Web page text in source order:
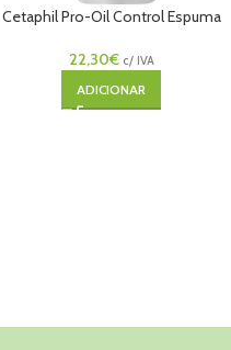
Cetaphil Pro-Oil Control Espuma
22,30€ c/ IVA
ADICIONAR